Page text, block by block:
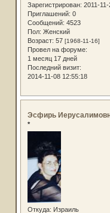
Зарегистрирован: 2011-11-
Приглашений: 0
Сообщений: 4523
Пол: Женский
Возраст: 57 [1968-11-16]
Провел на форуме:
1 месяц 17 дней
Последний визит:
2014-11-08 12:55:18
Эсфирь
*
Откуда: Израиль